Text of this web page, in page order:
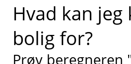
Hvad kan jeg
bolig for?
Prøv beregneren